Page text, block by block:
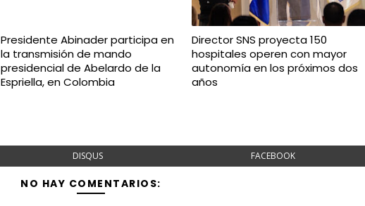
Presidente Abinader participa en
la transmisión de mando
presidencial de Abelardo de la
Espriella, en Colombia
Director SNS proyecta 150
hospitales operen con mayor
autonomía en los próximos dos
años
DISQUS FACEBOOK
NO HAY COMENTARIOS: